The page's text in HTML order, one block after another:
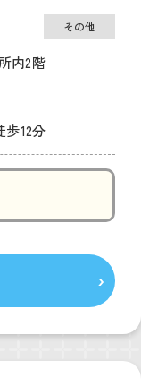
その他
内2階
12分